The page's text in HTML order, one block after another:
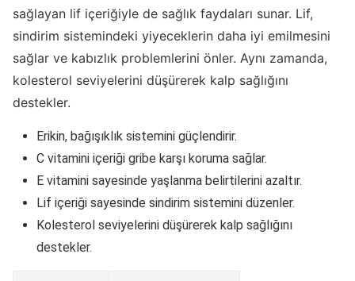
sağlayan lif içeriğiyle de sağlık faydaları sunar. Lif,
sindirim sistemindeki yiyeceklerin daha iyi emilmesini
sağlar ve kabızlık problemlerini önler. Aynı zamanda,
kolesterol seviyelerini düşürerek kalp sağlığını
destekler.
Erikin, bağışıklık sistemini güçlendirir.
C vitamini içeriği gribe karşı koruma sağlar.
E vitamini sayesinde yaşlanma belirtilerini azaltır.
Lif içeriği sayesinde sindirim sistemini düzenler.
Kolesterol seviyelerini düşürerek kalp sağlığını
destekler.